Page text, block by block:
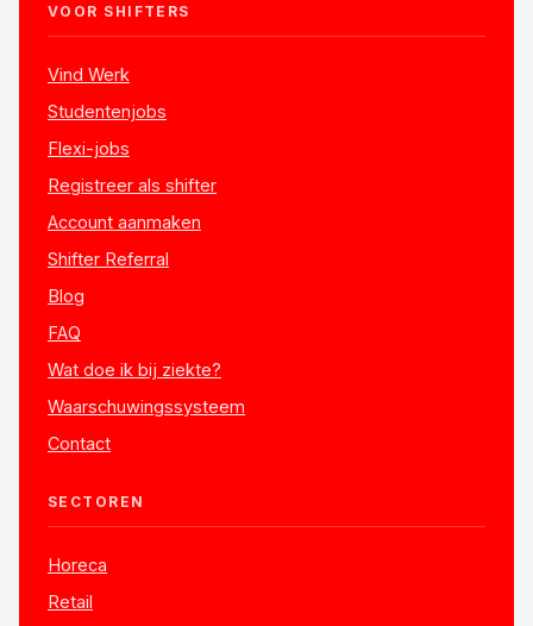
VOOR SHIFTERS
Vind Werk
Studentenjobs
Flexi-jobs
Registreer als shifter
Account aanmaken
Shifter Referral
Blog
FAQ
Wat doe ik bij ziekte?
Waarschuwingssysteem
Contact
SECTOREN
Horeca
Retail